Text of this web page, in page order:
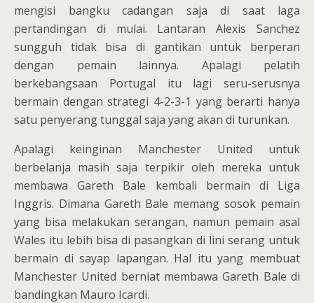
mengisi bangku cadangan saja di saat laga
pertandingan di mulai. Lantaran Alexis Sanchez
sungguh tidak bisa di gantikan untuk berperan
dengan pemain lainnya. Apalagi pelatih
berkebangsaan Portugal itu lagi seru-serusnya
bermain dengan strategi 4-2-3-1 yang berarti hanya
satu penyerang tunggal saja yang akan di turunkan.
Apalagi keinginan Manchester United untuk
berbelanja masih saja terpikir oleh mereka untuk
membawa Gareth Bale kembali bermain di Liga
Inggris. Dimana Gareth Bale memang sosok pemain
yang bisa melakukan serangan, namun pemain asal
Wales itu lebih bisa di pasangkan di lini serang untuk
bermain di sayap lapangan. Hal itu yang membuat
Manchester United berniat membawa Gareth Bale di
bandingkan Mauro Icardi.